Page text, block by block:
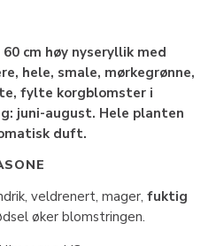
60 cm høy nyseryllik med
hele, smale, mørkegrønne,
fylte korgblomster i
juni-august. Hele planten
duft.
veldrenert, mager, fuktig
øker blomstringen.